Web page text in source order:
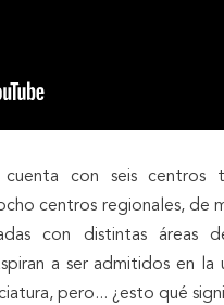
cuenta con seis
centros regionales, de
con distintas áreas
a ser admitidos en la
pero... ¿esto qué